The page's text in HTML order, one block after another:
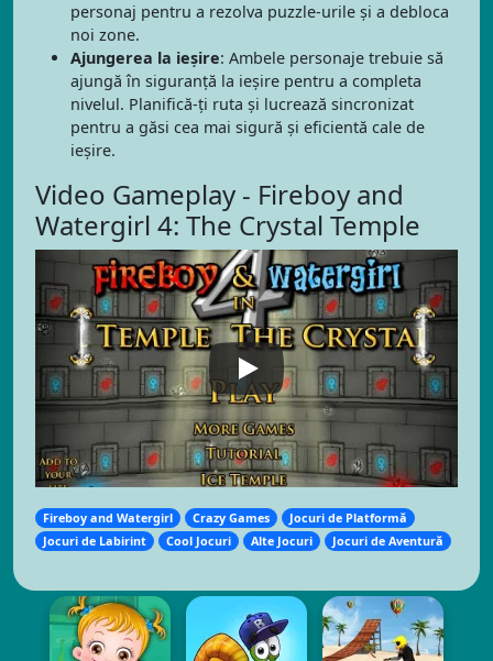
personaj pentru a rezolva puzzle-urile și a debloca
noi zone.
Ajungerea la ieșire: Ambele personaje trebuie să
ajungă în siguranță la ieșire pentru a completa
nivelul. Planifică-ți ruta și lucrează sincronizat
pentru a găsi cea mai sigură și eficientă cale de
ieșire.
Video Gameplay - Fireboy and
Watergirl 4: The Crystal Temple
Fireboy and Watergirl Crazy Games
Jocuri de Platformă
Jocuri de Labirint
Cool Jocuri Alte Jocuri Jocuri de Aventură